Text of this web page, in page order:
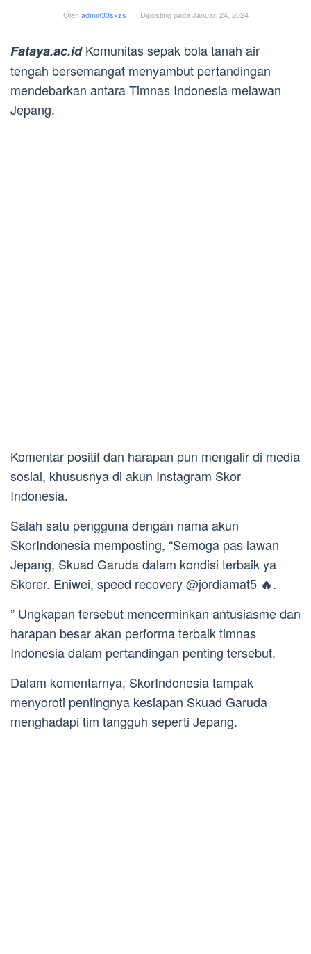
Olehadmin33sxzs Diposting pada Januari 24, 2024
Fataya.ac.idKomunitas sepak bola tanah air
tengah bersemangat menyambut pertandingan
mendebarkan antara Timnas Indonesia melawan
Jepang.
Komentar positif dan harapan pun mengalir di media
sosial, khususnya di akun Instagram Skor
Indonesia.
Salah satu pengguna dengan nama akun
SkorIndonesia memposting, “Semoga pas lawan
Jepang, Skuad Garuda dalam kondisi terbaik ya
Skorer. Eniwei, speed recovery @jordiamat5 🔥.
” Ungkapan tersebut mencerminkan antusiasme dan
harapan besar akan performa terbaik timnas
Indonesia dalam pertandingan penting tersebut.
Dalam komentarnya, SkorIndonesia tampak
menyoroti pentingnya kesiapan Skuad Garuda
menghadapi tim tangguh seperti Jepang.